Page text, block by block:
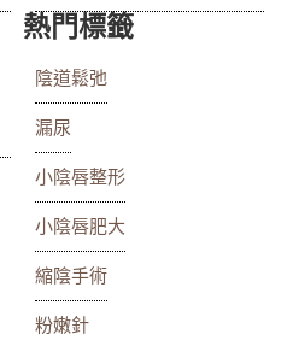
熱門標籤
陰道鬆弛
漏尿
小陰唇整形
小陰唇肥大
縮陰手術
粉嫩針